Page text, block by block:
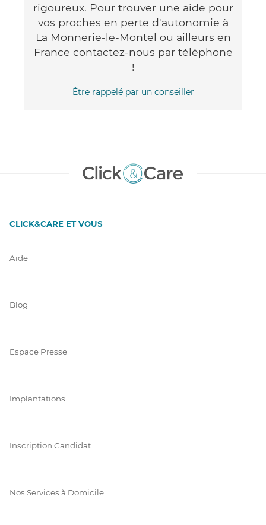
rigoureux. Pour trouver une aide pour
vos proches en perte d'autonomie à
La Monnerie-le-Montel ou ailleurs en
France contactez-nous par téléphone
!
Être rappelé par un conseiller
CLICK&CARE ET VOUS
Aide
Blog
Espace Presse
Implantations
Inscription Candidat
Nos Services à Domicile